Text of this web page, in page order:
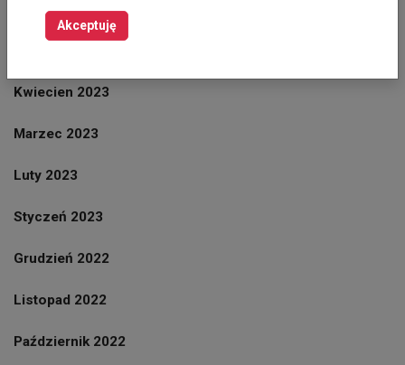
Czerwiec 2023
Kwiecien 2023
Marzec 2023
Luty 2023
Styczeń 2023
Grudzień 2022
Listopad 2022
Październik 2022
Akceptuję